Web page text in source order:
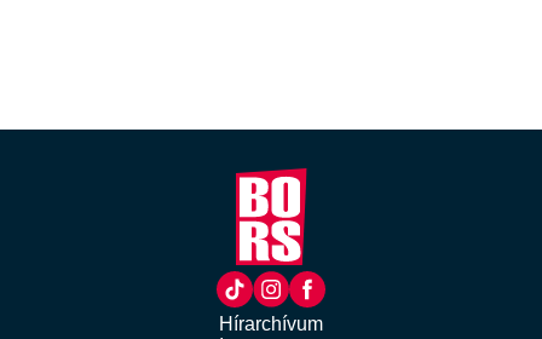
Hírarchívum